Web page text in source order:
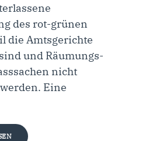
des rot-grünen
die Amtsgerichte
und Räumungs-
nicht
Eine